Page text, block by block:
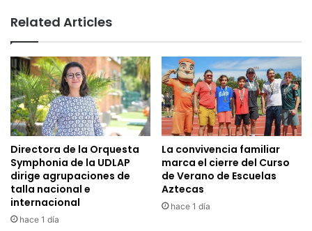
Related Articles
Directora de la Orquesta
Symphonia de la UDLAP
dirige agrupaciones de
talla nacional e
internacional
hace 1 día
La convivencia familiar
marca el cierre del Curso
de Verano de Escuelas
Aztecas
hace 1 día